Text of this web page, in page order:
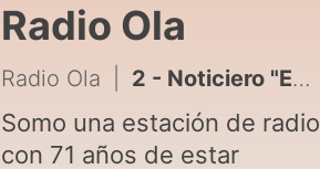
Radio Ola
Radio Ola 2 - Noticiero "Entre Amigos" 2/08/13
Somo una estación de radio
con 71 años de estar